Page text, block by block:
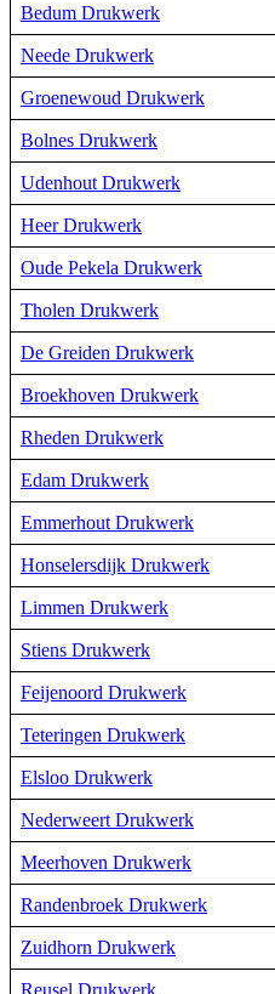
Bedum Drukwerk
Neede Drukwerk
Groenewoud Drukwerk
Bolnes Drukwerk
Udenhout Drukwerk
Heer Drukwerk
Oude Pekela Drukwerk
Tholen Drukwerk
De Greiden Drukwerk
Broekhoven Drukwerk
Rheden Drukwerk
Edam Drukwerk
Emmerhout Drukwerk
Honselersdijk Drukwerk
Limmen Drukwerk
Stiens Drukwerk
Feijenoord Drukwerk
Teteringen Drukwerk
Elsloo Drukwerk
Nederweert Drukwerk
Meerhoven Drukwerk
Randenbroek Drukwerk
Zuidhorn Drukwerk
Reusel Drukwerk